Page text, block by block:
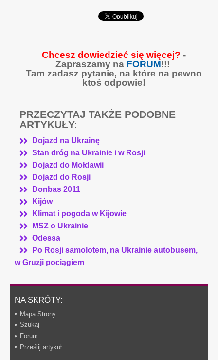
Chcesz dowiedzieć się więcej? -
Zapraszamy na FORUM!!!
Tam zadasz pytanie, na które na pewno
ktoś odpowie!
PRZECZYTAJ TAKŻE PODOBNE
ARTYKUŁY:
Dojazd na Ukrainę
Stan dróg na Ukrainie i w Rosji
Dojazd do Mołdawii
Dojazd do Rosji
Donbas 2011
Kijów
Klimat i pogoda w Kijowie
MSZ o Ukrainie
Odessa
Po Rosji samolotem, na Ukrainie autobusem,
w Gruzji pociągiem
NA SKRÓTY:
Mapa Strony
Szukaj
Forum
Prześlij artykuł